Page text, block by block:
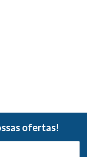
ofertas!